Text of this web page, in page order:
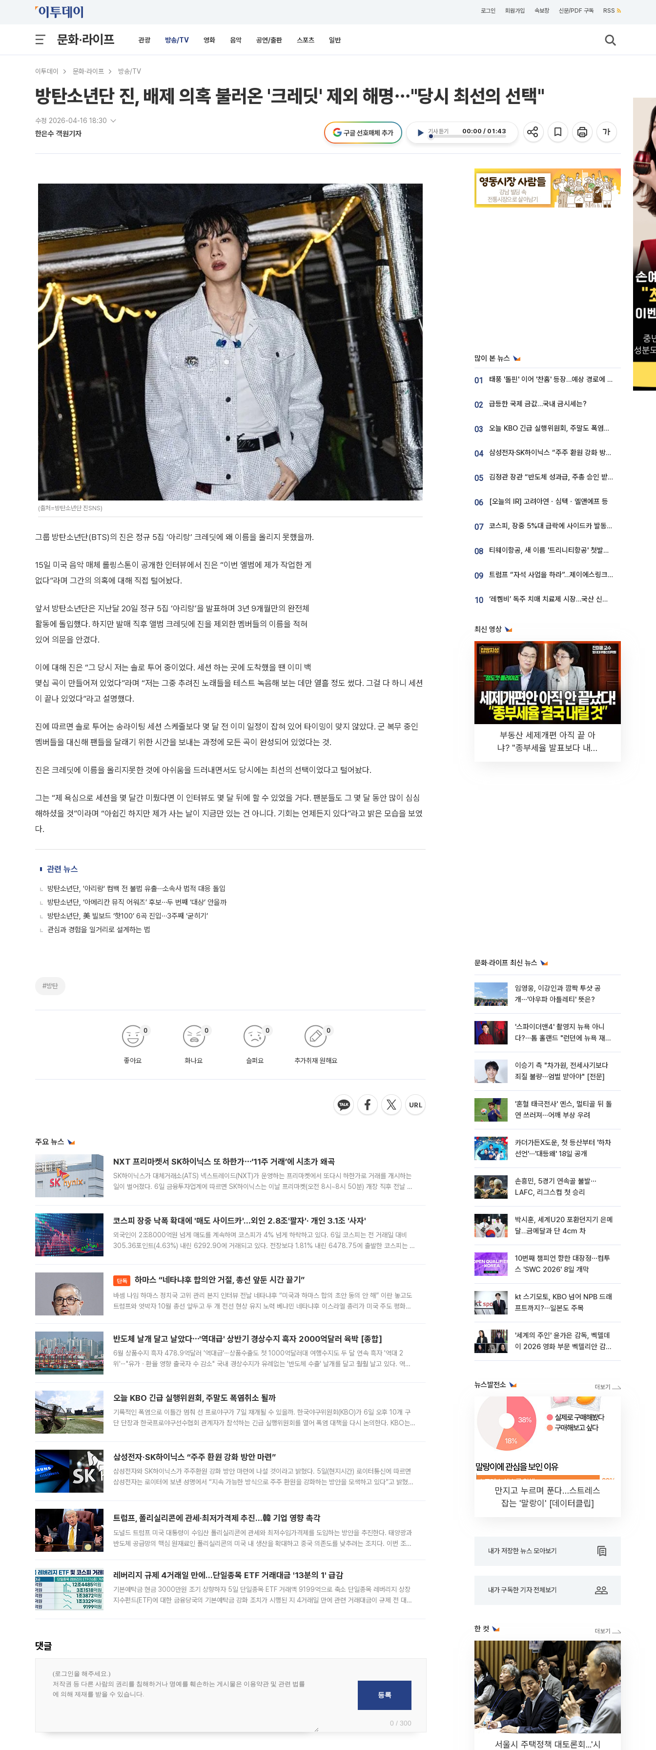
로그인 회원가입 속보창 신문/PDF 구독 RSS
문화·라이프 관광 방송/TV 영화 음악 공연/출판 스포츠 일반
이투데이 문화·라이프 방송/TV
방탄소년단 진, 배제 의혹 불러온 '크레딧' 제외 해명⋯"당시 최선의 선택"
수정 2026-04-16 18:30
한은수 객원기자 기사 듣기 00:00 / 01:43
구글 선호매체 추가
(출처=방탄소년단 진SNS)
그룹 방탄소년단(BTS)의 진은 정규 5집 ‘아리랑’ 크레딧에 왜 이름을 올리지 못했을까.
15일 미국 음악 매체 롤링스톤이 공개한 인터뷰에서 진은 “이번 엘범에 제가 작업한 게
없다”라며 그간의 의혹에 대해 직접 털어놨다.
앞서 방탄소년단은 지난달 20일 정규 5집 ‘아리랑’을 발표하며 3년 9개월만의 완전체
활동에 돌입했다. 하지만 발매 직후 앨범 크레딧에 진을 제외한 멤버들의 이름을 적혀
있어 의문을 안겼다.
이에 대해 진은 “그 당시 저는 솔로 투어 중이었다. 세션 하는 곳에 도착했을 땐 이미 백
몇십 곡이 만들어져 있었다”라며 “저는 그중 추려진 노래들을 테스트 녹음해 보는 데만 열흘 정도 썼다. 그걸 다 하니 세션
이 끝나 있었다”라고 설명했다.
진에 따르면 솔로 투어는 송라이팅 세션 스케줄보다 몇 달 전 이미 일정이 잡혀 있어 타이밍이 맞지 않았다. 군 복무 중인
멤버들을 대신해 팬들을 달래기 위한 시간을 보내는 과정에 모든 곡이 완성되어 있었다는 것.
진은 크레딧에 이름을 올리지못한 것에 아쉬움을 드러내면서도 당시에는 최선의 선택이었다고 털어놨다.
그는 “제 욕심으로 세션을 몇 달간 미뤘다면 이 인터뷰도 몇 달 뒤에 할 수 있었을 거다. 팬분들도 그 몇 달 동안 많이 심심
해하셨을 것”이라며 “아쉽긴 하지만 제가 사는 날이 지금만 있는 건 아니다. 기회는 언제든지 있다”라고 밝은 모습을 보였
다.
관련 뉴스
방탄소년단, '아리랑' 컴백 전 불법 유출⋯소속사 법적 대응 돌입
방탄소년단, ‘아메리칸 뮤직 어워즈’ 후보⋯두 번째 ‘대상’ 안을까
방탄소년단, 美 빌보드 ‘핫100’ 6곡 진입⋯3주째 ‘굳히기’
관심과 경험을 일거리로 설계하는 법
#방탄
좋아요
0
화나요
0
슬퍼요
0
추가취재 원해요
0
주요 뉴스
NXT 프리마켓서 SK하이닉스 또 하한가⋯‘11주 거래’에 시초가 왜곡
SK하이닉스가 대체거래소(ATS) 넥스트레이드(NXT)가 운영하는 프리마켓에서 또다시 하한가로 거래를 개시하는
일이 벌어졌다. 6일 금융투자업계에 따르면 SK하이닉스는 이날 프리마켓(오전 8시~8시 50분) 개장 직후 전날 정
코스피 장중 낙폭 확대에 '매도 사이드카'…외인 2.8조'팔자'· 개인 3.1조 '사자'
외국인이 2조8000억원 넘게 매도를 계속하며 코스피가 4% 넘게 하락하고 있다. 6일 코스피는 전 거래일 대비
305.36포인트(4.63%) 내린 6292.90에 거래되고 있다. 전장보다 1.81% 내린 6478.75에 출발한 코스피는 장
단독 하마스 “네타냐후 합의안 거절, 총선 앞둔 시간 끌기”
바셈 나임 하마스 정치국 고위 관리 본지 인터뷰 전날 네타냐후 “미국과 하마스 합의 초안 동의 안 해” 이란 놓고도
트럼프와 엇박자 10월 총선 앞두고 두 개 전선 현상 유지 노력 베냐민 네타냐후 이스라엘 총리가 미국 주도 평화위
반도체 날개 달고 날았다⋯'역대급' 상반기 경상수지 흑자 2000억달러 육박 [종합]
6월 상품수지 흑자 478.9억달러 '역대급'⋯상품수출도 첫 1000억달러대 여행수지도 두 달 연속 흑자 '역대 2
위'⋯"유가ㆍ환율 영향 출국자 수 감소" 국내 경상수지가 유례없는 '반도체 수출' 날개를 달고 훨훨 날고 있다. 역대
오늘 KBO 긴급 실행위원회, 주말도 폭염취소 될까
기록적인 폭염으로 이틀간 멈춰 선 프로야구가 7일 재개될 수 있을까. 한국야구위원회(KBO)가 6일 오후 10개 구
단 단장과 한국프로야구선수협회 관계자가 참석하는 긴급 실행위원회를 열어 폭염 대책을 다시 논의한다. KBO는
삼성전자·SK하이닉스 “주주 환원 강화 방안 마련”
삼성전자와 SK하이닉스가 주주환원 강화 방안 마련에 나설 것이라고 밝혔다. 5일(현지시간) 로이터통신에 따르면
삼성전자는 로이터에 보낸 성명에서 “지속 가능한 방식으로 주주 환원을 강화하는 방안을 모색하고 있다”고 밝혔다.
트럼프, 폴리실리콘에 관세·최저가격제 추진…韓 기업 영향 촉각
도널드 트럼프 미국 대통령이 수입산 폴리실리콘에 관세와 최저수입가격제를 도입하는 방안을 추진한다. 태양광과
반도체 공급망의 핵심 원재료인 폴리실리콘의 미국 내 생산을 확대하고 중국 의존도를 낮추려는 조치다. 이번 조처
레버리지 규제 4거래일 만에…단일종목 ETF 거래대금 '13분의 1' 급감
기본예탁금 현금 3000만원 조기 상향하자 5일 단일종목 ETF 거래액 9199억으로 축소 단일종목 레버리지 상장
지수펀드(ETF)에 대한 금융당국의 기본예탁금 강화 조치가 시행된 지 4거래일 만에 관련 거래대금이 규제 전 대비
댓글
0 / 300
많이 본 뉴스
01 태풍 '돌핀' 이어 '찬홈' 등장…예상 경로에 한국 '한숨'
02 급등한 국제 금값…국내 금시세는?
03 오늘 KBO 긴급 실행위원회, 주말도 폭염취소 될까
04 삼성전자·SK하이닉스 “주주 환원 강화 방안 마련”
05 김정관 장관 “반도체 성과급, 주총 승인 받도록”…상법·자본시장법 개정 시사
06 [오늘의 IR] 고려아연ㆍ심텍ㆍ엘앤에프 등
07 코스피, 장중 5%대 급락에 사이드카 발동…삼성·SK 동반 폭락
08 티웨이항공, 새 이름 '트리니티항공' 첫발…SSC 전략 본격화
09 트럼프 “자석 사업을 하라”…제이에스링크, 비중국 영구자석 공급망 구축 속도
10 ‘레켐비’ 독주 치매 치료제 시장…국산 신약 등장하나
최신 영상
부동산 세제개편 아직 끝 아
냐? "종부세율 발표보다 내릴
문화·라이프 최신 뉴스
임영웅, 이강인과 깜짝 투샷 공
개⋯'아우파 아틀레티' 뜻은?
'스파이더맨4' 촬영지 뉴욕 아니
다?⋯톰 홀랜드 "런던에 뉴욕 재현
이승기 측 "차가원, 전세사기보다
죄질 불량⋯엄벌 받아야" [전문]
'혼혈 태극전사' 옌스, 멀티골 뒤 돌
연 쓰러져⋯어깨 부상 우려
카더가든X도운, 첫 등산부터 '하차
선언'⋯'대등왜' 18일 공개
손흥민, 5경기 연속골 불발⋯
LAFC, 리그스컵 첫 승리
박시훈, 세계U20 포환던지기 은메
달…금메달과 단 4㎝ 차
10번째 챔피언 향한 대장정⋯컴투
스 'SWC 2026' 8일 개막
kt 스기모토, KBO 넘어 NPB 드래
프트까지?⋯일본도 주목
'세계의 주인' 윤가은 감독, 벡델데
이 2026 영화 부문 벡델리안 감독
뉴스발전소
만지고 누르며 푼다…스트레스
잡는 '말랑이' [데이터클립]
내가 저장한 뉴스 모아보기
내가 구독한 기자 전체보기
한 컷
서울시 주택정책 대토론회...'시